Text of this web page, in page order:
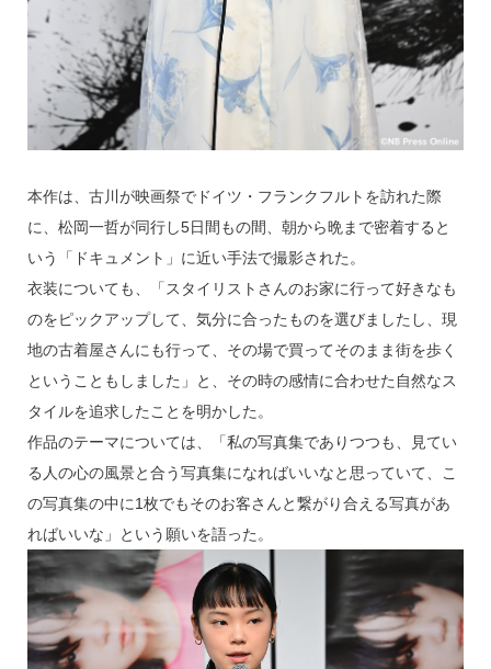
本作は、古川が映画祭でドイツ・フランクフルトを訪れた際
に、松岡一哲が同行し5日間もの間、朝から晩まで密着すると
いう「ドキュメント」に近い手法で撮影された。
衣装についても、「スタイリストさんのお家に行って好きなも
のをピックアップして、気分に合ったものを選びましたし、現
地の古着屋さんにも行って、その場で買ってそのまま街を歩く
ということもしました」と、その時の感情に合わせた自然なス
タイルを追求したことを明かした。
作品のテーマについては、「私の写真集でありつつも、見てい
る人の心の風景と合う写真集になればいいなと思っていて、こ
の写真集の中に1枚でもそのお客さんと繋がり合える写真があ
ればいいな」という願いを語った。